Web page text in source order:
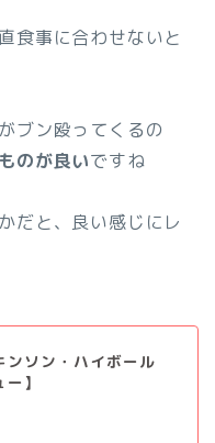
食事に合わせないと
ブン殴ってくるの
のが良いですね
だと、良い感じにレ
ンソン・ハイボール
ー】